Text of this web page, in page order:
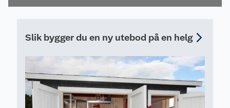
raskt, og som gir et
Slik bygger du en ny utebod på en helg